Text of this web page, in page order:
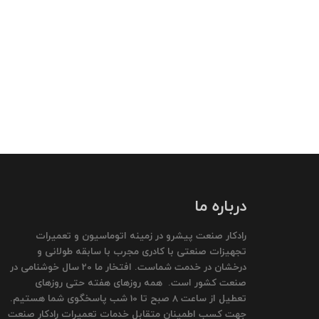
درباره ما
رادکار صنعت پیشرو در زمینه اتوماسیون و تعمیرات
تجهیزات صنعتی با کادری مجرب با سابقه طولانی و
درخشان در خدمت شماست. افتخار ما 20 سال خوشنامی در
صنعت کشور است. همه روزهای هفته حتی روزهای
تعطیل از ساعت 8 صبح تا 10 شب پاسخگوی شما هستیم.
جهت کسب اطمینان متقابل خدمات تعمیرات رادکار صنعت